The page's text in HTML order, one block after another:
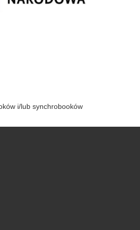
i/lub synchrobooków